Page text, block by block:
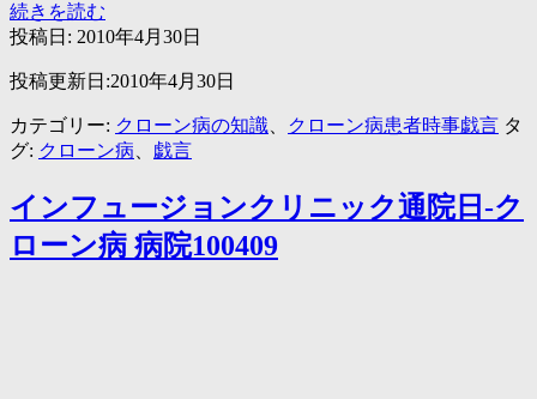
続きを読む
月
終
り
投稿日: 2010年4月30日
投稿更新日:2010年4月30日
カテゴリー: クローン病の知識 クローン病患者時事戯言 タ
グ: クローン病 戯言
インフュージョンクリニック通院日-ク
ローン病 病院100409